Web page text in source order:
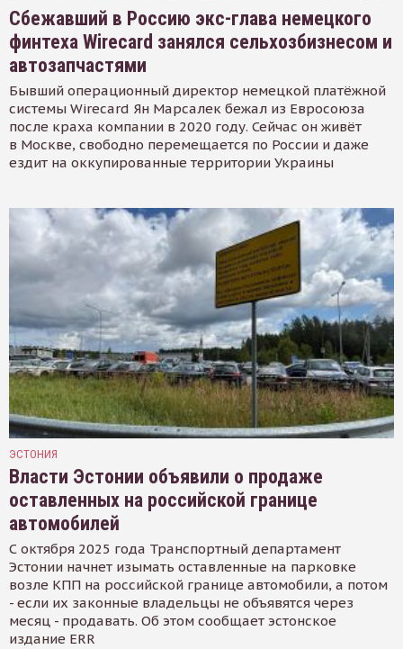
Сбежавший в Россию экс-глава немецкого
финтеха Wirecard занялся сельхозбизнесом и
автозапчастями
Бывший операционный директор немецкой платёжной
системы Wirecard Ян Марсалек бежал из Евросоюза
после краха компании в 2020 году. Сейчас он живёт
в Москве, свободно перемещается по России и даже
ездит на оккупированные территории Украины
ЭСТОНИЯ
Власти Эстонии объявили о продаже
оставленных на российской границе
автомобилей
С октября 2025 года Транспортный департамент
Эстонии начнет изымать оставленные на парковке
возле КПП на российской границе автомобили, а потом
- если их законные владельцы не объявятся через
месяц - продавать. Об этом сообщает эстонское
издание ERR